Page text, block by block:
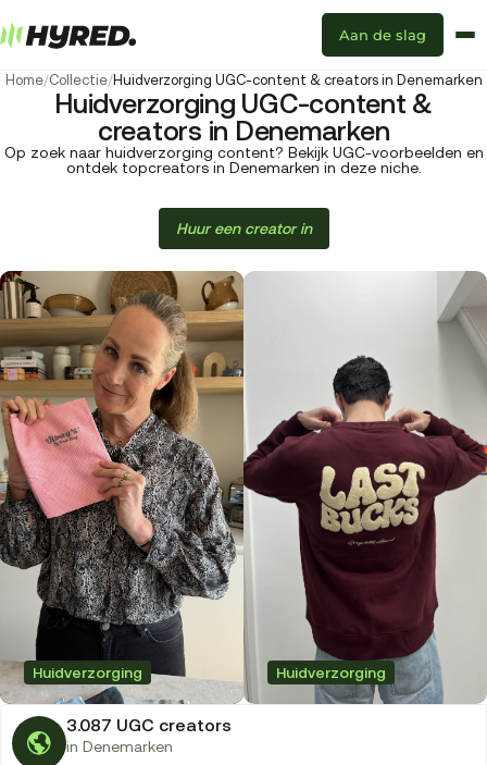
Aan de slag
Home/Collectie/Huidverzorging UGC-content & creators in Denemarken
Huidverzorging UGC-content &
creators in Denemarken
Op zoek naar huidverzorging content? Bekijk UGC-voorbeelden en
ontdek topcreators in Denemarken in deze niche.
Huur een creator in
3.087 UGC creators
in Denemarken
Huidverzorging Huidverzorging